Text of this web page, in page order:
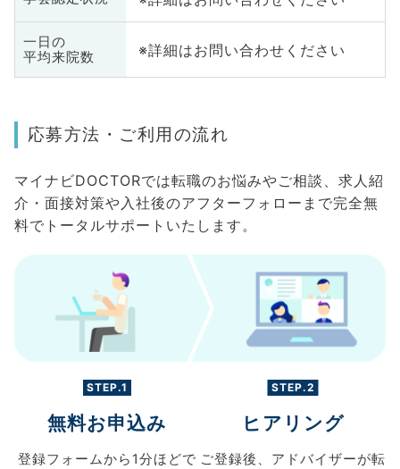
一日の
平均来院数
※詳細はお問い合わせください
応募方法・ご利用の流れ
マイナビDOCTORでは転職のお悩みやご相談、求人紹
介・面接対策や入社後のアフターフォローまで完全無
料でトータルサポートいたします。
STEP.1
無料お申込み
登録フォームから 1分ほどで
STEP.2
ヒアリング
ご登録後、 アドバイザーが転